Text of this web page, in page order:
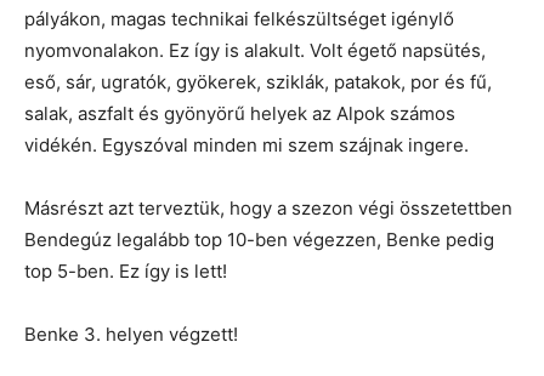
pályákon, magas technikai felkészültséget igénylő
nyomvonalakon. Ez így is alakult. Volt égető napsütés,
eső, sár, ugratók, gyökerek, sziklák, patakok, por és fű,
salak, aszfalt és gyönyörű helyek az Alpok számos
vidékén. Egyszóval minden mi szem szájnak ingere.
Másrészt azt terveztük, hogy a szezon végi összetettben
Bendegúz legalább top 10-ben végezzen, Benke pedig
top 5-ben. Ez így is lett!
Benke 3. helyen végzett!